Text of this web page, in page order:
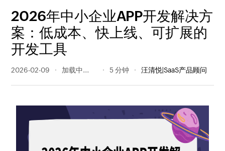
2026年中小企业APP开发解决方
案：低成本、快上线、可扩展的
开发工具
2026-02-09 400 阅读量 5 分钟 汪清悦|SaaS产品顾问